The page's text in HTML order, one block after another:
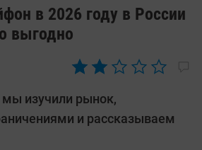
в 2026 году в России
выгодно
изучили рынок,
и рассказываем